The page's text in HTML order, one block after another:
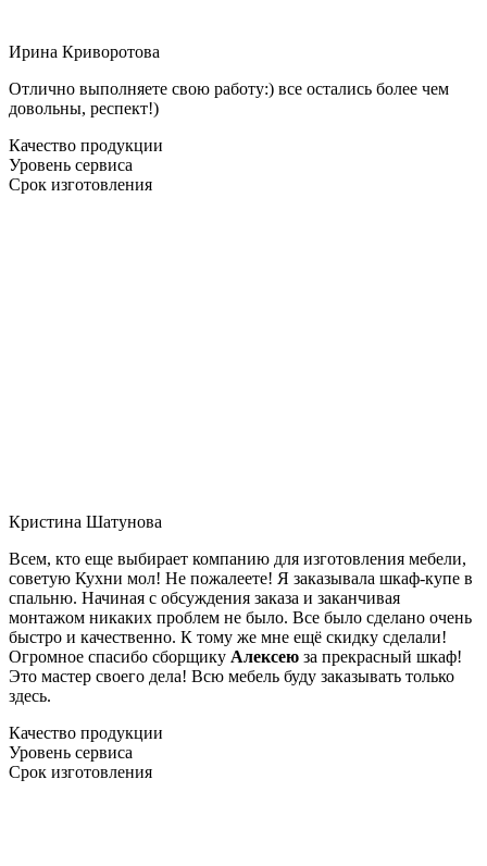
Ирина Криворотова
Отлично выполняете свою работу:) все остались более чем
довольны, респект!)
Качество продукции
Уровень сервиса
Срок изготовления
Кристина Шатунова
Всем, кто еще выбирает компанию для изготовления мебели,
советую Кухни мол! Не пожалеете! Я заказывала шкаф-купе в
спальню. Начиная с обсуждения заказа и заканчивая
монтажом никаких проблем не было. Все было сделано очень
быстро и качественно. К тому же мне ещё скидку сделали!
Огромное спасибо сборщику Алексею за прекрасный шкаф!
Это мастер своего дела! Всю мебель буду заказывать только
здесь.
Качество продукции
Уровень сервиса
Срок изготовления